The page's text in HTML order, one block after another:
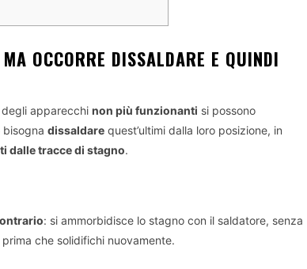
OCCORRE DISSALDARE E QUINDI
apparecchi non più funzionanti si possono
dissaldare quest’ultimi dalla loro posizione, in
dalle tracce di stagno.
: si ammorbidisce lo stagno con il saldatore, senza
prima che solidifichi nuovamente.